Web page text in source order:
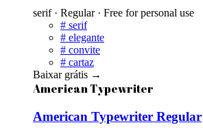
serif · Regular · Free for personal use
# serif
# elegante
# convite
# cartaz
Baixar grátis →
American Typewriter
American Typewriter Regular